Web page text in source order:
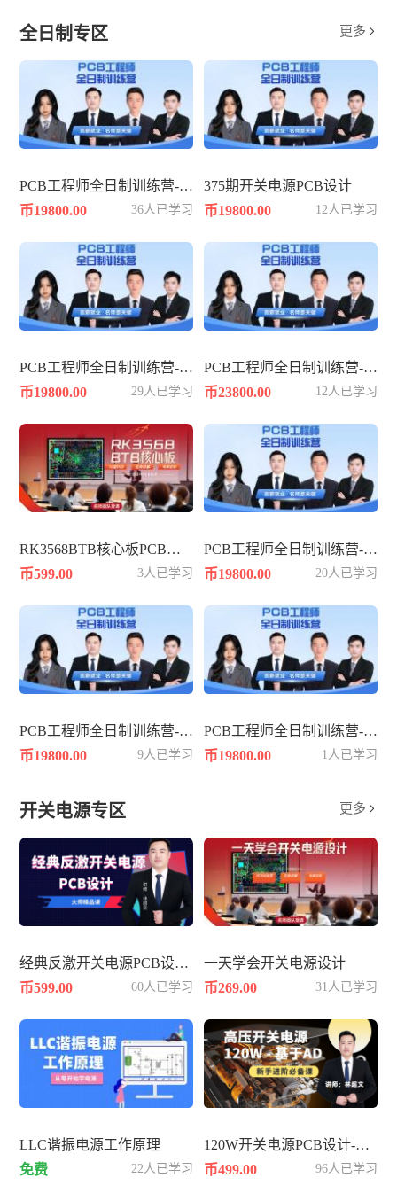
全日制专区 更多 
PCB工程师全日制训练营-361期
币19800.00
36人已学习
375期开关电源PCB设计
币19800.00
12人已学习
PCB工程师全日制训练营-362期
币19800.00
29人已学习
PCB工程师全日制训练营-383期
币23800.00
12人已学习
RK3568BTB核心板PCB设计-10层PADS
币599.00
3人已学习
PCB工程师全日制训练营-392期
币19800.00
20人已学习
PCB工程师全日制训练营-386期
币19800.00
9人已学习
PCB工程师全日制训练营-384期
币19800.00
1人已学习
开关电源专区 更多 
经典反激开关电源PCB设计-60W
币599.00
60人已学习
一天学会开关电源设计
币269.00
31人已学习
LLC谐振电源工作原理
免费
22人已学习
120W开关电源PCB设计-基于AD
币499.00
96人已学习